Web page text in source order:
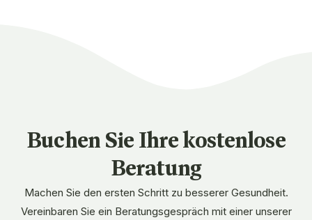
Buchen Sie Ihre kostenlose
Beratung
Machen Sie den ersten Schritt zu besserer Gesundheit.
Vereinbaren Sie ein Beratungsgespräch mit einer unserer